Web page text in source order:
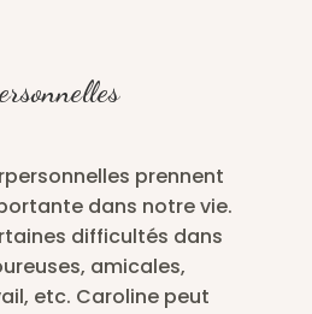
prennent
dans notre vie.
difficultés dans
amicales,
etc. Caroline peut